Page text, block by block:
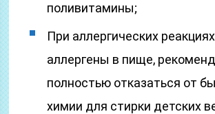
поливитамины;
При аллергических
аллергены в пище,
полностью отказаться от
химии для стирки детских